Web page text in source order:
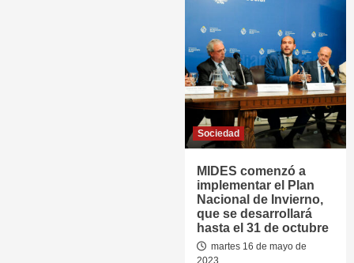
Sociedad
MIDES comenzó a
implementar el Plan
Nacional de Invierno,
que se desarrollará
hasta el 31 de octubre
martes 16 de mayo de
2023